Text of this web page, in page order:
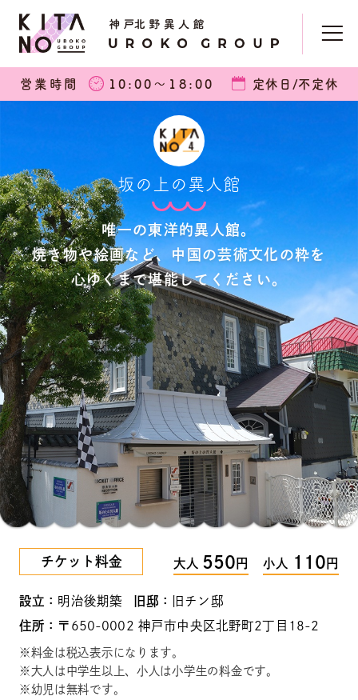
営業時間 10:00〜18:00 定休日/不定休
坂の上の異人館
唯一の東洋的異人館。
焼き物や絵画など、中国の芸術文化の粋を
心ゆくまで堪能してください。
チケット料金 大人 550 円 小人 110 円
設立： 明治後期築 旧邸：
旧チン邸
住所： 〒650-0002 神戸市中央区北野町2丁目18-2
料金は税込表示になります。
大人は中学生以上、小人は小学生の料金です。
幼児は無料です。